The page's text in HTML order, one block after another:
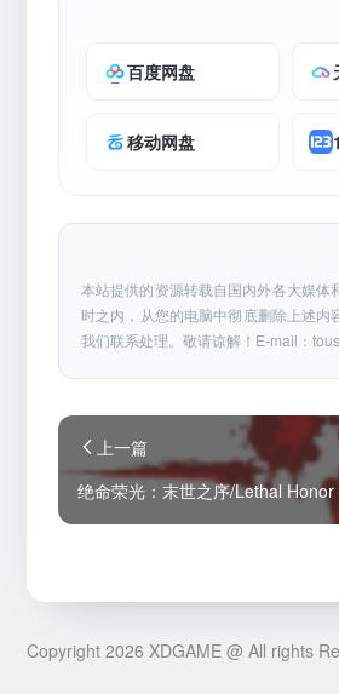
百度网盘
移动网盘
本站提供的资源转载自国内外各大媒
时之内，从您的电脑中彻底删除上述
我们联系处理。敬请谅解！E-mail：
上一篇
绝命荣光：末世之序/Lethal
Copyright 2026 XDGAME @ All rights